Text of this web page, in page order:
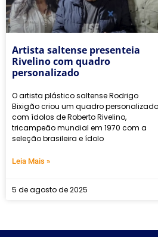
Artista saltense presenteia
Rivelino com quadro
personalizado
O artista plástico saltense Rodrigo
Bixigão criou um quadro personalizado
com ídolos de Roberto Rivelino,
tricampeão mundial em 1970 com a
seleção brasileira e ídolo
Leia Mais »
5 de agosto de 2025